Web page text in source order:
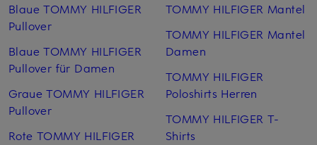
Blaue TOMMY HILFIGER
Pullover
Blaue TOMMY HILFIGER
Pullover für Damen
Graue TOMMY HILFIGER
Pullover
Rote TOMMY HILFIGER
TOMMY HILFIGER Mantel
TOMMY HILFIGER Mantel
Damen
TOMMY HILFIGER
Poloshirts Herren
TOMMY HILFIGER T-
Shirts